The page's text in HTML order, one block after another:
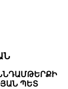
ՊԵՏ